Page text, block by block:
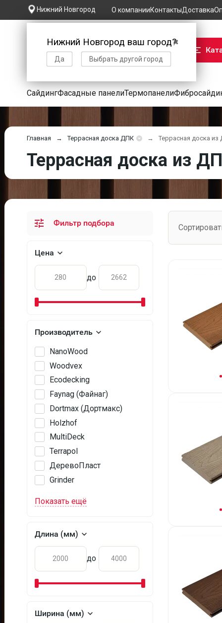
Нижний Новгород
✖
Нижний Новгород ваш город?
Да Выбрать другой город
О компанииКонтактыДоставка
СайдингФасадные панелиТермопанели
Главная Террасная доска ДПК Террасная доска из
Террасная доска из
Фильтр подбора
Цена
до
Производитель
NanoWood
Woodvex
Ecodecking
Faynag (Файнаг)
Dortmax (Дортмакс)
Holzhof
MultiDeck
Terrapol
ДеревоПласт
Grinder
Показать ещё
Длина (мм)
до
Ширина (мм)